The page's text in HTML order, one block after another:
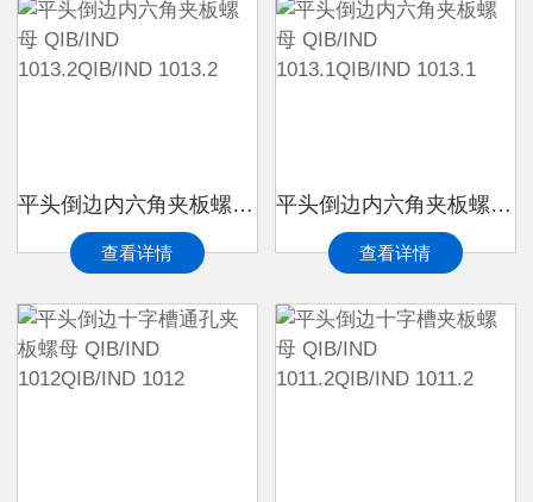
平头倒边内六角夹板螺母 QIB/IND 1013.2QIB/IND 1013.2
查看详情
平头倒边内六角夹板螺母 QIB/IND 1013.1QIB/IND 1013.1
查看详情